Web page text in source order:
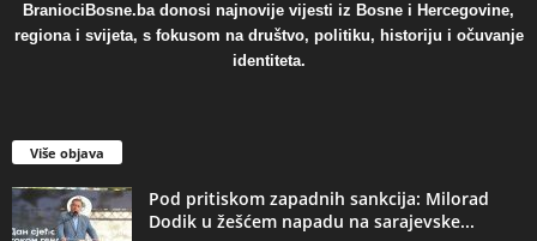
BraniociBosne.ba donosi najnovije vijesti iz Bosne i Hercegovine,
regiona i svijeta, s fokusom na društvo, politiku, historiju i očuvanje
identiteta.
Više objava
​Pod pritiskom zapadnih sankcija: Milorad
Dodik u žešćem napadu na sarajevske...